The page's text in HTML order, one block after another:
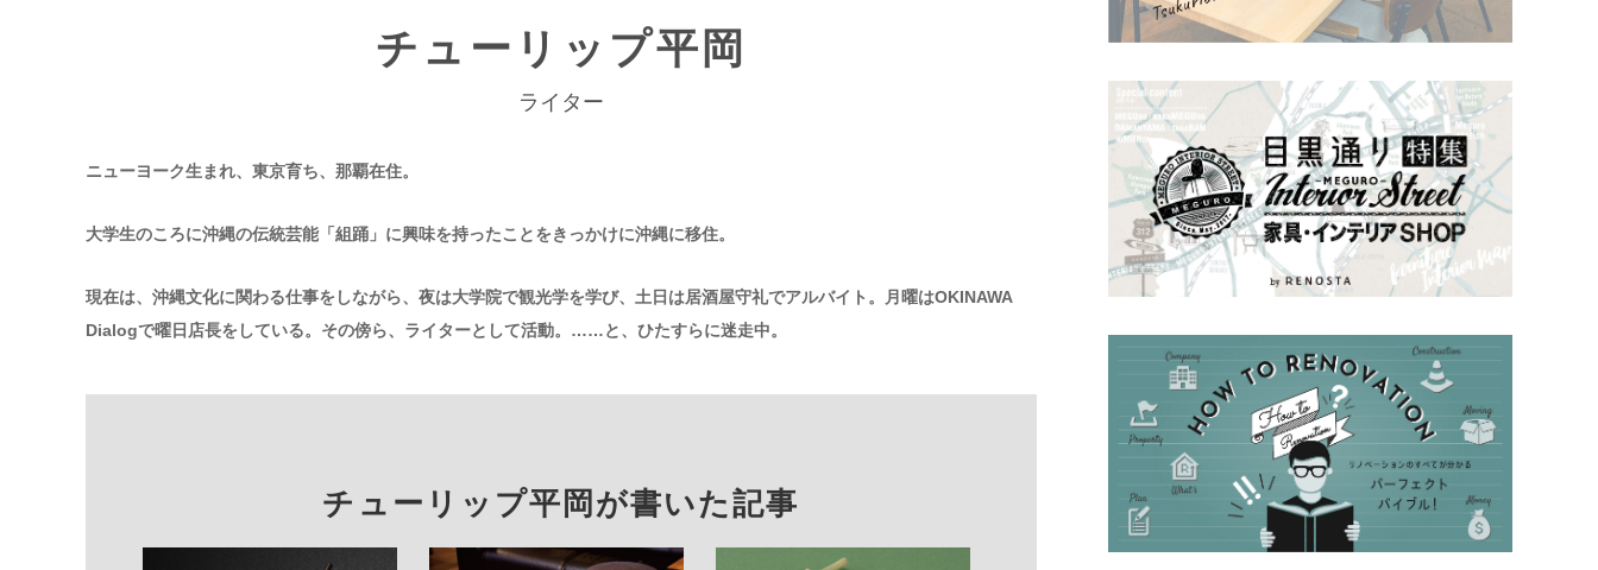
チューリップ平岡
ライター
ニューヨーク生まれ、東京育ち、那覇在住。
大学生のころに沖縄の伝統芸能「組踊」に興味を持ったことをきっかけに沖縄に移住。
現在は、沖縄文化に関わる仕事をしながら、夜は大学院で観光学を学び、土日は居酒屋守礼でアルバイト。月曜はOKINAWA
Dialogで曜日店長をしている。その傍ら、ライターとして活動。……と、ひたすらに迷走中。
チューリップ平岡が書いた記事